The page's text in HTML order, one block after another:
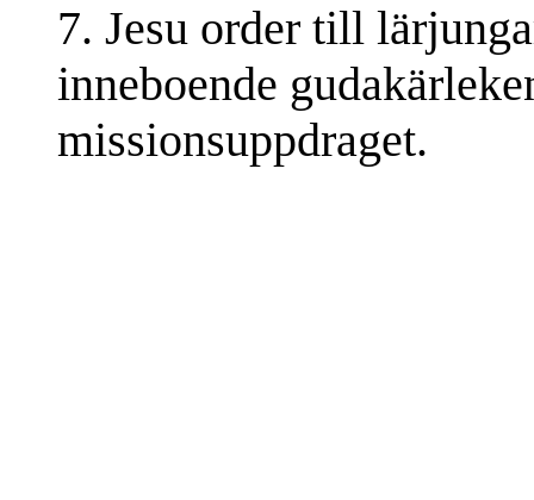
7. Jesu order till
inneboende
missionsuppdraget.